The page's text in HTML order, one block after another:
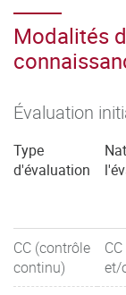
Modalités
Évaluation
Type
d'évaluation
CC (contrôle
continu)
et/